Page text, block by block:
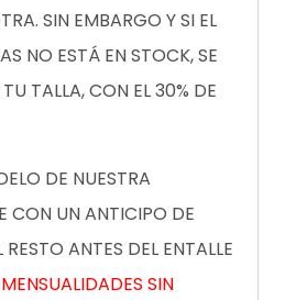
SIN EMBARGO Y SI EL
NO ESTÁ EN STOCK, SE
TALLA, CON EL 30% DE
DE NUESTRA
CON UN ANTICIPO DE
ANTES DEL ENTALLE
MENSUALIDADES SIN